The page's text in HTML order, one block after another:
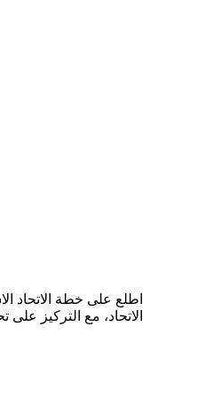
الاتحاد، مع التركيز على